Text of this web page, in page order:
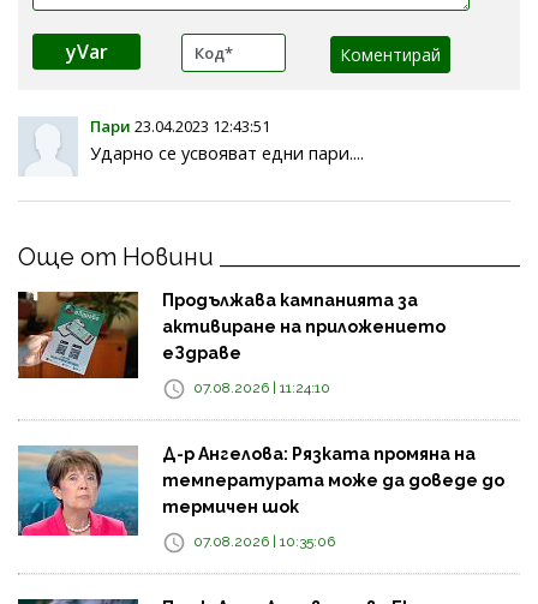
yVar
Пари 23.04.2023 12:43:51
Ударно се усвояват едни пари....
Още от Новини
Продължава кампанията за
активиране на приложението
еЗдраве
07.08.2026 | 11:24:10
Д-р Ангелова: Рязката промяна на
температурата може да доведе до
термичен шок
07.08.2026 | 10:35:06